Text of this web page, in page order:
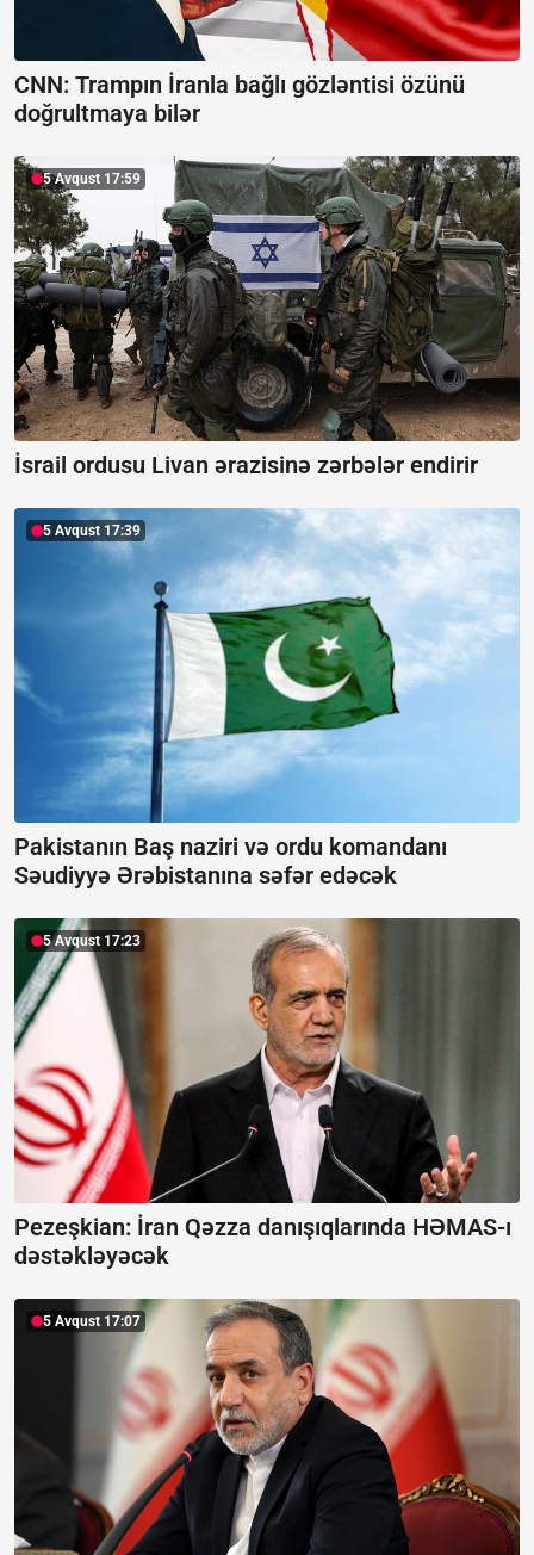
CNN: Trampın İranla bağlı gözləntisi özünü
doğrultmaya bilər
5 Avqust 17:59
İsrail ordusu Livan ərazisinə zərbələr endirir
5 Avqust 17:39
Pakistanın Baş naziri və ordu komandanı
Səudiyyə Ərəbistanına səfər edəcək
5 Avqust 17:23
Pezeşkian: İran Qəzza danışıqlarında HƏMAS-ı
dəstəkləyəcək
5 Avqust 17:07